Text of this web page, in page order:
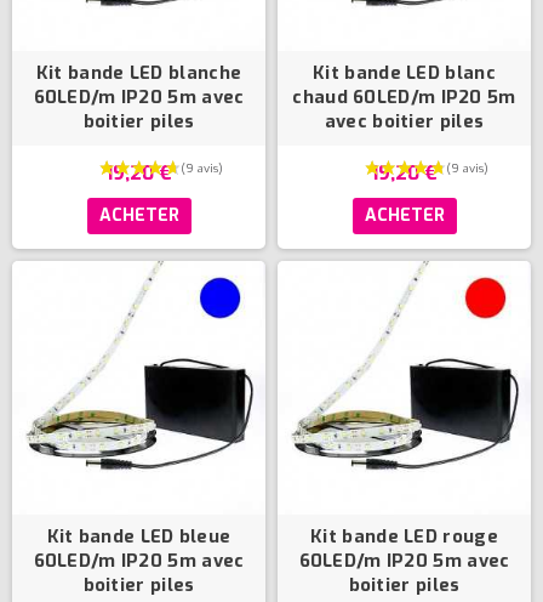
Kit bande LED blanche
60LED/m IP20 5m avec
boitier piles
19,20 €
ACHETER
Kit bande LED blanc
chaud 60LED/m IP20 5m
avec boitier piles
19,20 €
ACHETER
Kit bande LED bleue
60LED/m IP20 5m avec
boitier piles
Kit bande LED rouge
60LED/m IP20 5m avec
boitier piles